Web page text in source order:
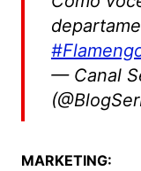
— Canal
MARKETING: